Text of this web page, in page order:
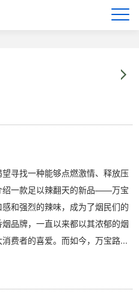
寻找一种能够点燃激情、释放压
绍一款足以辣翻天的新品——万宝
和强烈的辣味，成为了烟民们的
品牌，一直以来都以其浓郁的烟
费者的喜爱。而如今，万宝路...